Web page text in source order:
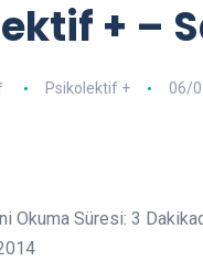
+ –
Psikolektif + 06/
Okuma Süresi: 3